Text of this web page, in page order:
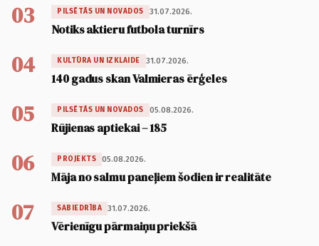
03 PILSĒTĀS UN NOVADOS 31.07.2026.
Notiks aktieru futbola turnīrs
04 KULTŪRA UN IZKLAIDE 31.07.2026.
140 gadus skan Valmieras ērģeles
05 PILSĒTĀS UN NOVADOS 05.08.2026.
Rūjienas aptiekai – 185
06 PROJEKTS 05.08.2026.
Māja no salmu paneļiem šodien ir realitāte
07 SABIEDRĪBA 31.07.2026.
Vērienīgu pārmaiņu priekšā